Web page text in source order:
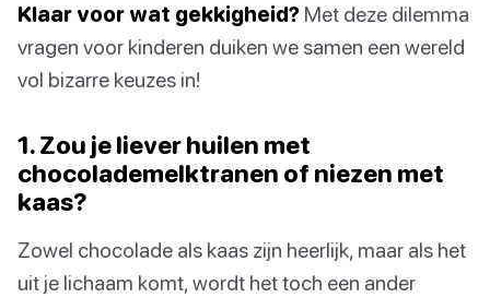
Klaar voor wat gekkigheid? Met deze dilemma
vragen voor kinderen duiken we samen een wereld
vol bizarre keuzes in!
1. Zou je liever huilen met
chocolademelktranen of niezen met
kaas?
Zowel chocolade als kaas zijn heerlijk, maar als het
uit je lichaam komt, wordt het toch een ander